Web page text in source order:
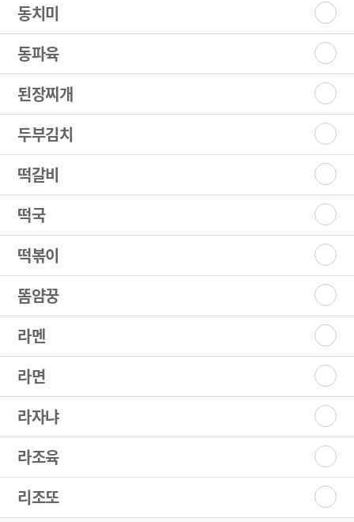
동치미
동파육
된장찌개
두부김치
떡갈비
떡국
떡볶이
똠얌꿍
라멘
라면
라자냐
라조육
리조또